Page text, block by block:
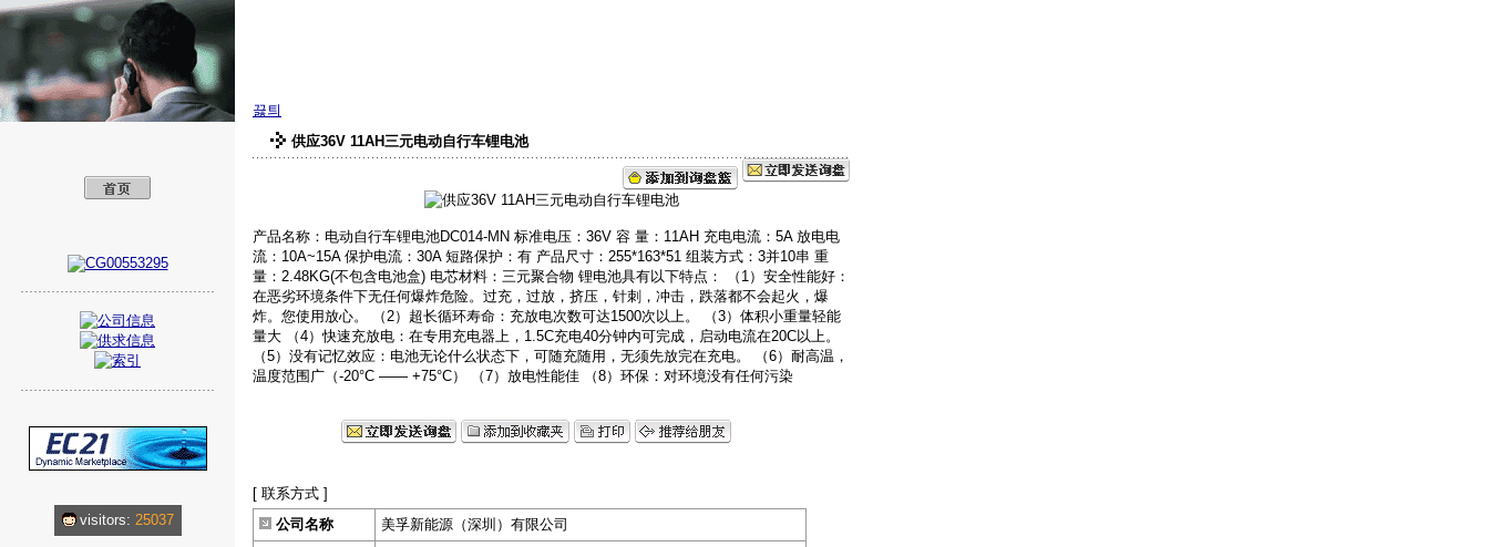
visitors: 25037
끓틔
供应36V 11AH三元电动自行车锂电池
产品名称：电动自行车锂电池DC014-MN 标准电压：36V 容 量：11AH 充电电流：5A 放电电
流：10A~15A 保护电流：30A 短路保护：有 产品尺寸：255*163*51 组装方式：3并10串 重
量：2.48KG(不包含电池盒) 电芯材料：三元聚合物 锂电池具有以下特点： （1）安全性能好：
在恶劣环境条件下无任何爆炸危险。过充，过放，挤压，针刺，冲击，跌落都不会起火，爆
炸。您使用放心。 （2）超长循环寿命：充放电次数可达1500次以上。 （3）体积小重量轻能
量大 （4）快速充放电：在专用充电器上，1.5C充电40分钟内可完成，启动电流在20C以上。
（5）没有记忆效应：电池无论什么状态下，可随充随用，无须先放完在充电。 （6）耐高温，
温度范围广（-20°C —— +75°C） （7）放电性能佳 （8）环保：对环境没有任何污染
[ 联系方式 ]
公司名称
美孚新能源（深圳）有限公司